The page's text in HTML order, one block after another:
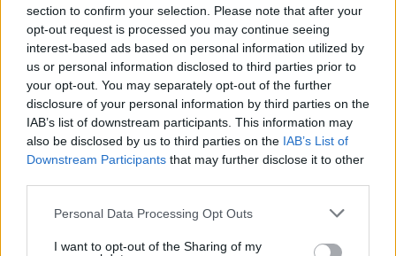
section to confirm your selection. Please note that after your
opt-out request is processed you may continue seeing
interest-based ads based on personal information utilized by
us or personal information disclosed to third parties prior to
your opt-out. You may separately opt-out of the further
disclosure of your personal information by third parties on the
IAB’s list of downstream participants. This information may
also be disclosed by us to third parties on the IAB’s List of
Downstream Participants that may further disclose it to other
Personal Data Processing Opt Outs
I want to opt-out of the Sharing of my
Via Confalonieri, 5
Castronno
Tutti gli eventi
diagosto
Redazione
info@legnanonews.com
Noi della redazione di LegnanoNews abbiamo a cuore
l'informazione del nostro territorio e cerchiamo di essere
sempre in prima linea per informarvi in modo puntuale.
PIÙ INFORMAZIONI SU